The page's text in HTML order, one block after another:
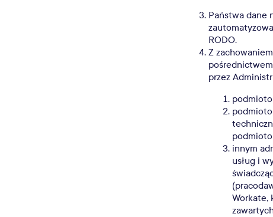
Państwa dane
RODO.
Z
przez
innym
usług i
Workate,